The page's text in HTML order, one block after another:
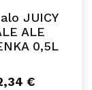
JUICY
ALE
0,5L
€